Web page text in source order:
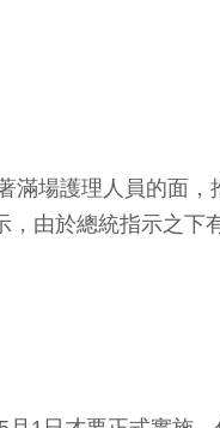
場護理人員的面
由於總統指示之下